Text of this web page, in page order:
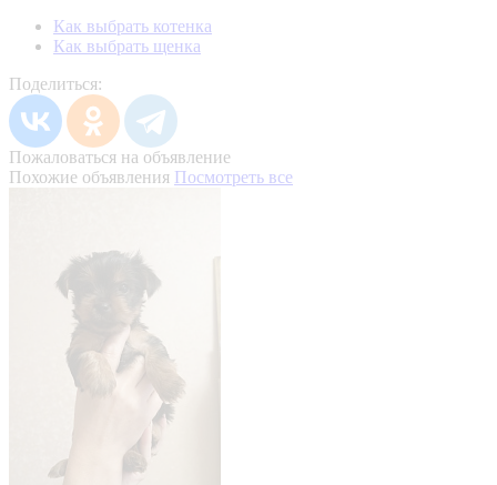
Как выбрать котенка
Как выбрать щенка
Поделиться:
Пожаловаться на объявление
Похожие объявления Посмотреть все